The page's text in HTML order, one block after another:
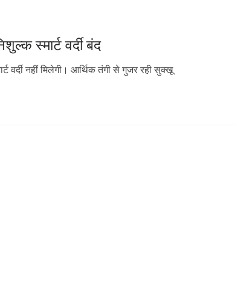
स्मार्ट वर्दी बंद
वर्दी नहीं मिलेगी। आर्थिक तंगी से गुजर रही सुक्खू